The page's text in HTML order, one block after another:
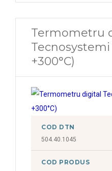
Termometru
Tecnosystemi
+300°C)
COD DTN
504.40.1045
COD PRODUS